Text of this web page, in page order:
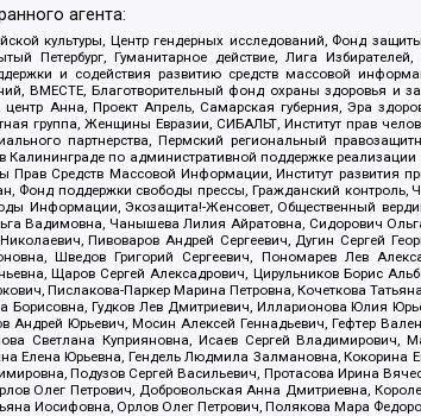
агента:
культуры, Центр гендерных исследований, Фонд
Гуманитарное действие, Лига Избирателей,
и содействия развитию средств массовой
ВМЕСТЕ, Благотворительный фонд охраны здоровья
центр Анна, Проект Апрель, Самарская губерния, Эра
группа, Женщины Евразии, СИБАЛЬТ, Институт прав
партнерства, Пермский региональный
по административной поддержке реализации
Прав Средств Массовой Информации, Институт развития
Фонд поддержки свободы прессы, Гражданский
Информации, Экозащита!-Женсовет, Общественный
Вадимовна, Чанышева Лилия Айратовна, Сидорович
Пивоваров Андрей Сергеевич, Дугин Сергей
Шведов Григорий Сергеевич, Пономарев Лев
Щаров Сергей Алексадрович, Цирульников Борис
Пислакова-Паркер Марина Петровна, Кочеткова
Борисовна, Гудков Лев Дмитриевич, Илларионова Юлия
Юрьевич, Мосин Алексей Геннадьевич, Гефтер
Светлана Куприяновна, Исаев Сергей Владимирович,
Елена Юрьевна, Гендель Людмила Залмановна,
Подузов Сергей Васильевич, Протасова Ирина
Олег Петрович, Добровольская Анна Дмитриевна,
Иосифовна, Орлов Олег Петрович, Полякова Мара